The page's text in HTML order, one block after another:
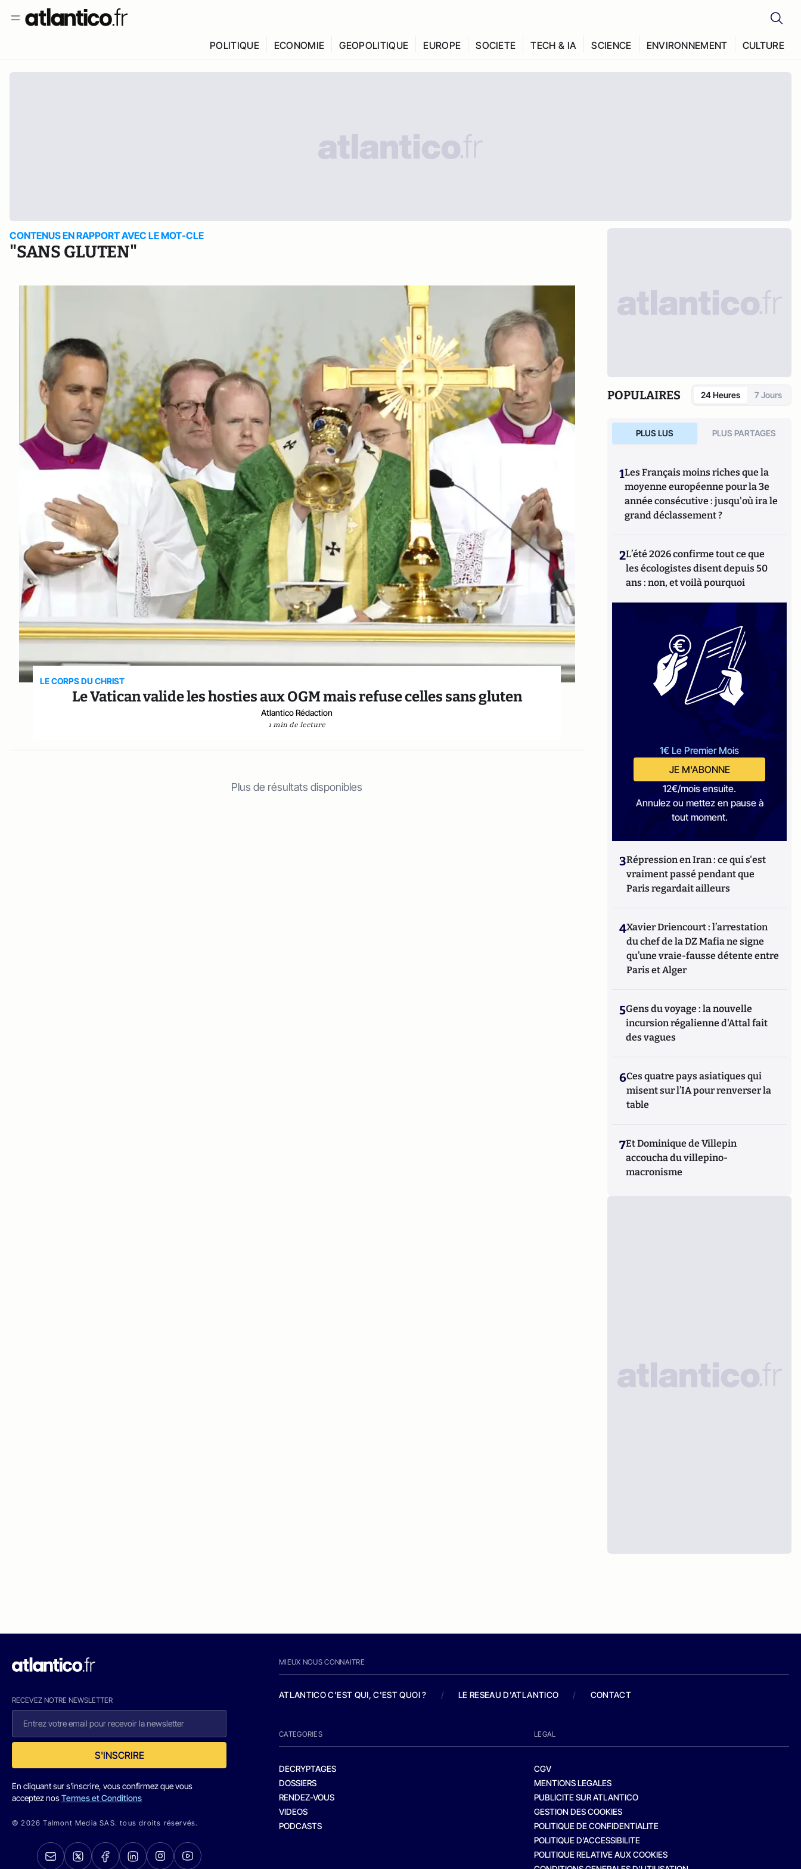
POLITIQUE ECONOMIE GEOPOLITIQUE EUROPE SOCIETE TECH & IA SCIENCE ENVIRONNEMENT CULTURE
CONTENUS EN RAPPORT AVEC LE MOT-CLE
"SANS GLUTEN"
LE CORPS DU CHRIST
Le Vatican valide les hosties aux OGM mais refuse celles sans gluten
Atlantico Rédaction
1 min de lecture
Plus de résultats disponibles
POPULAIRES 24 Heures 7 Jours
PLUS LUS PLUS PARTAGES
1Les Français moins riches que la
moyenne européenne pour la 3e
année consécutive : jusqu'où ira le
grand déclassement ?
2L’été 2026 confirme tout ce que
les écologistes disent depuis 50
ans : non, et voilà pourquoi
1€ Le Premier Mois
JE M'ABONNE
12€/mois ensuite.
Annulez ou mettez en pause à
tout moment.
3Répression en Iran : ce qui s'est
vraiment passé pendant que
Paris regardait ailleurs
4Xavier Driencourt : l’arrestation
du chef de la DZ Mafia ne signe
qu’une vraie-fausse détente entre
Paris et Alger
5Gens du voyage : la nouvelle
incursion régalienne d'Attal fait
des vagues
6Ces quatre pays asiatiques qui
misent sur l’IA pour renverser la
table
7Et Dominique de Villepin
accoucha du villepino-
macronisme
RECEVEZ NOTRE NEWSLETTER
S'INSCRIRE
En cliquant sur s'inscrire, vous confirmez que vous
acceptez nosTermes et Conditions
© 2026 Talmont Media SAS. tous droits réservés.
MIEUX NOUS CONNAITRE
ATLANTICO C'EST QUI, C'EST QUOI ? / LE RESEAU D'ATLANTICO / CONTACT
CATEGORIES
DECRYPTAGES
DOSSIERS
RENDEZ-VOUS
VIDEOS
PODCASTS
LEGAL
CGV
MENTIONS LEGALES
PUBLICITE SUR ATLANTICO
GESTION DES COOKIES
POLITIQUE DE CONFIDENTIALITE
POLITIQUE D’ACCESSIBILITE
POLITIQUE RELATIVE AUX COOKIES